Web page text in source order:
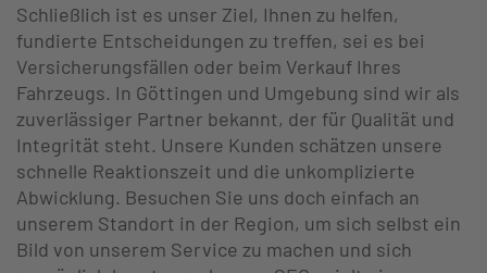
Schließlich ist es unser Ziel, Ihnen zu helfen,
fundierte Entscheidungen zu treffen, sei es bei
Versicherungsfällen oder beim Verkauf Ihres
Fahrzeugs. In Göttingen und Umgebung sind wir als
zuverlässiger Partner bekannt, der für Qualität und
Integrität steht. Unsere Kunden schätzen unsere
schnelle Reaktionszeit und die unkomplizierte
Abwicklung. Besuchen Sie uns doch einfach an
unserem Standort in der Region, um sich selbst ein
Bild von unserem Service zu machen und sich